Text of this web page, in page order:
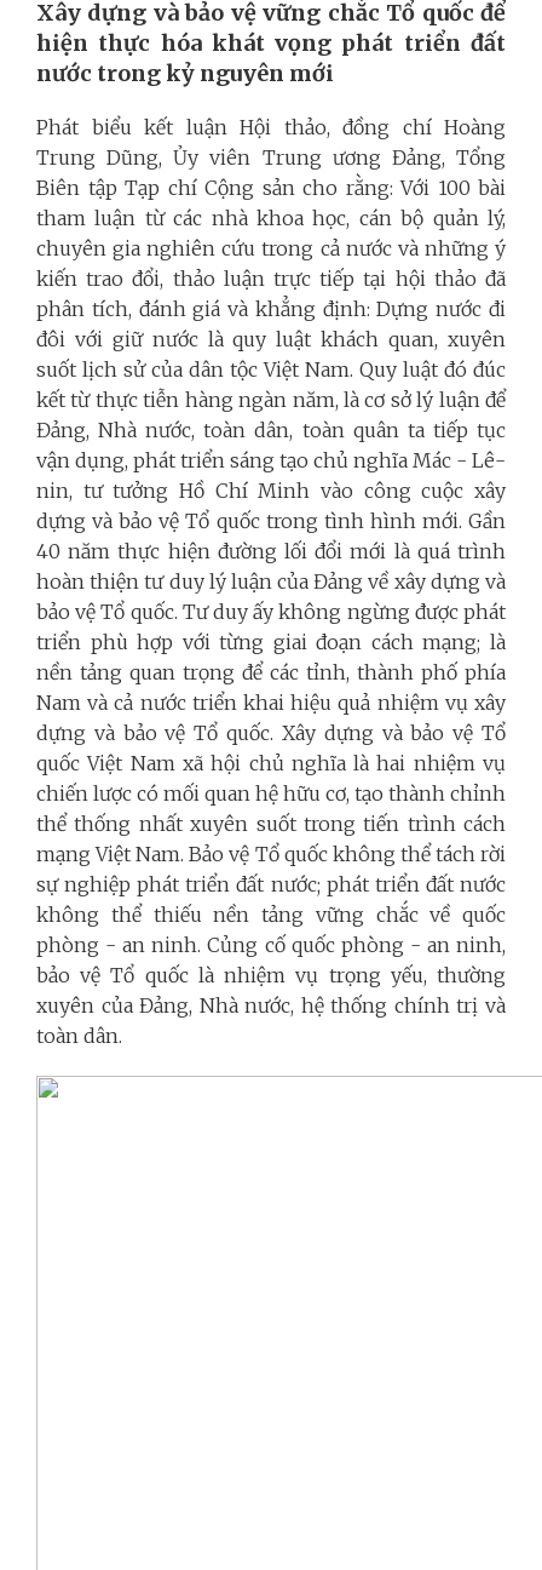
Xây dựng và bảo vệ vững chắc Tổ quốc để
hiện thực hóa khát vọng phát triển đất
nước trong kỷ nguyên mới
Phát biểu kết luận Hội thảo, đồng chí Hoàng
Trung Dũng, Ủy viên Trung ương Đảng, Tổng
Biên tập Tạp chí Cộng sản cho rằng: Với 100 bài
tham luận từ các nhà khoa học, cán bộ quản lý,
chuyên gia nghiên cứu trong cả nước và những ý
kiến trao đổi, thảo luận trực tiếp tại hội thảo đã
phân tích, đánh giá và khẳng định: Dựng nước đi
đôi với giữ nước là quy luật khách quan, xuyên
suốt lịch sử của dân tộc Việt Nam. Quy luật đó đúc
kết từ thực tiễn hàng ngàn năm, là cơ sở lý luận để
Đảng, Nhà nước, toàn dân, toàn quân ta tiếp tục
vận dụng, phát triển sáng tạo chủ nghĩa Mác - Lê-
nin, tư tưởng Hồ Chí Minh vào công cuộc xây
dựng và bảo vệ Tổ quốc trong tình hình mới. Gần
40 năm thực hiện đường lối đổi mới là quá trình
hoàn thiện tư duy lý luận của Đảng về xây dựng và
bảo vệ Tổ quốc. Tư duy ấy không ngừng được phát
triển phù hợp với từng giai đoạn cách mạng; là
nền tảng quan trọng để các tỉnh, thành phố phía
Nam và cả nước triển khai hiệu quả nhiệm vụ xây
dựng và bảo vệ Tổ quốc. Xây dựng và bảo vệ Tổ
quốc Việt Nam xã hội chủ nghĩa là hai nhiệm vụ
chiến lược có mối quan hệ hữu cơ, tạo thành chỉnh
thể thống nhất xuyên suốt trong tiến trình cách
mạng Việt Nam. Bảo vệ Tổ quốc không thể tách rời
sự nghiệp phát triển đất nước; phát triển đất nước
không thể thiếu nền tảng vững chắc về quốc
phòng - an ninh. Củng cố quốc phòng - an ninh,
bảo vệ Tổ quốc là nhiệm vụ trọng yếu, thường
xuyên của Đảng, Nhà nước, hệ thống chính trị và
toàn dân.